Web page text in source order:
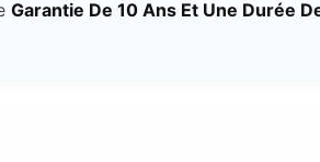
Garantie De 10 Ans Et Une Durée